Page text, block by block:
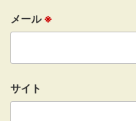
メール※
サイト